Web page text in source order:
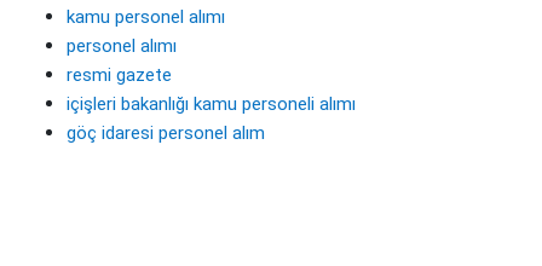
kamu personel alımı
personel alımı
resmi gazete
içişleri bakanlığı kamu personeli alımı
göç idaresi personel alım